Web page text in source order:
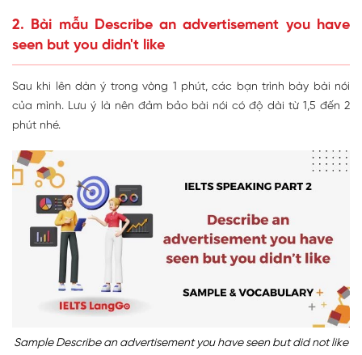
2. Bài mẫu Describe an advertisement you have
seen but you didn't like
Sau khi lên dàn ý trong vòng 1 phút, các bạn trình bày bài nói
của mình. Lưu ý là nên đảm bảo bài nói có độ dài từ 1,5 đến 2
phút nhé.
Sample Describe an advertisement you have seen but did not like